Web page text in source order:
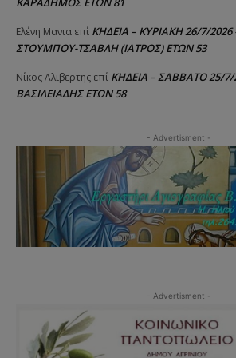
Ελένη Μανια επί ΚΗΔΕΙΑ – ΚΥΡΙΑΚΗ 26/7/2026
ΣΤΟΥΜΠΟΥ-ΤΣΑΒΛΗ (ΙΑΤΡΟΣ) ΕΤΩΝ 53
Νίκος Αλιβερτης επί ΚΗΔΕΙΑ – ΣΑΒΒΑΤΟ 25/
ΒΑΣΙΛΕΙΑΔΗΣ ΕΤΩΝ 58
- Advertisment -
- Advertisment -